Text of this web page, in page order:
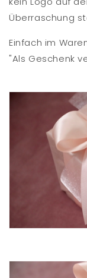
Überraschung
Einfach im
"Als Geschenk